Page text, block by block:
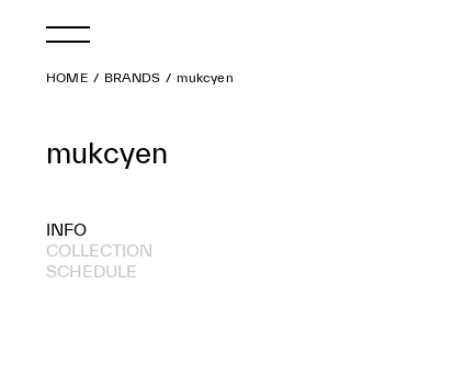
HOME BRANDS mukcyen
mukcyen
INFO
COLLECTION
SCHEDULE